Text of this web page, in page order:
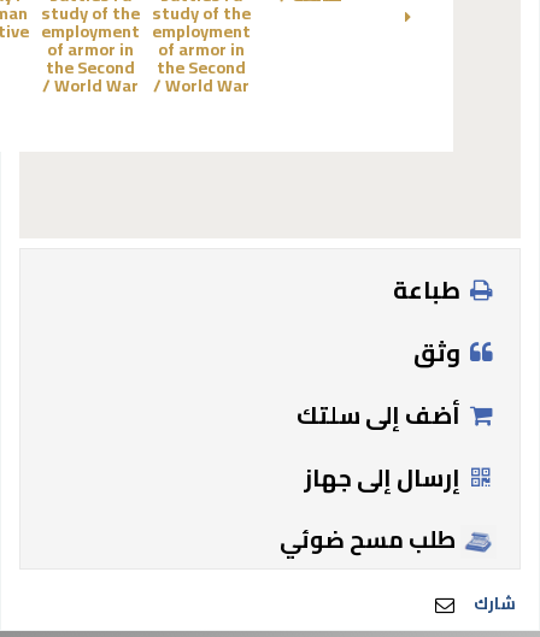
study of the
employment
of armor in
the Second
World War /
study of the
employment
of armor in
the Second
World War /
طباعة
وثق
أضف إلى سلتك
إرسال إلى جهاز
طلب مسح ضوئي
شارك